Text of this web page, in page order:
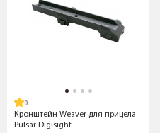
Кронштейн Weaver для прицела
Pulsar Digisight